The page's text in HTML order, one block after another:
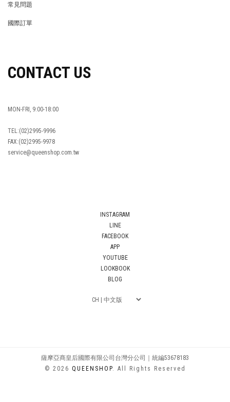
常見問題
國際訂單
CONTACT US
MON-FRI, 9:00-18:00
TEL:(02)2995-9996
FAX:(02)2995-9978
service@queenshop.com.tw
INSTAGRAM
LINE
FACEBOOK
APP
YOUTUBE
LOOKBOOK
BLOG
薩摩亞商皇后國際有限公司台灣分公司｜統編53678183
© 2026 QUEENSHOP. All Rights Reserved